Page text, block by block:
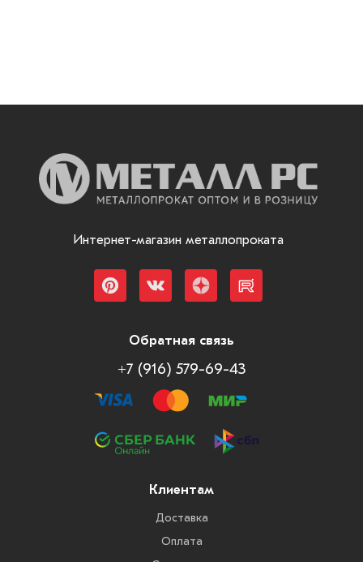
Интернет-магазин металлопроката
Обратная связь
+7 (916) 579-69-43
Клиентам
Доставка
Оплата